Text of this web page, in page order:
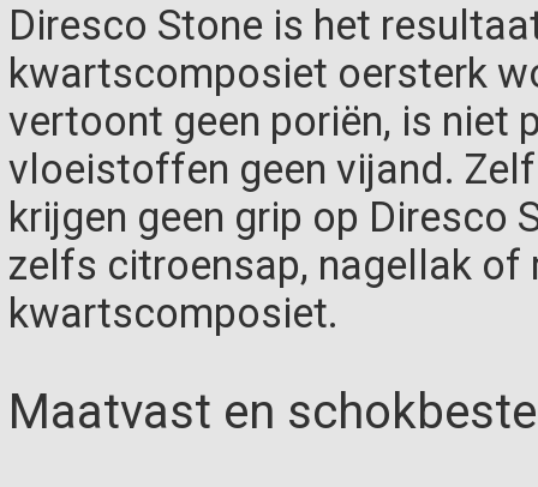
Diresco Stone is het
kwartscomposiet oersterk
vertoont geen poriën, is niet
vloeistoffen geen vijand.
krijgen geen grip op Diresco
zelfs citroensap, nagellak of
kwartscomposiet.
Maatvast en